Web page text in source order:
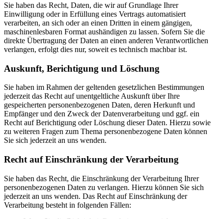
Sie haben das Recht, Daten, die wir auf Grundlage Ihrer
Einwilligung oder in Erfüllung eines Vertrags automatisiert
verarbeiten, an sich oder an einen Dritten in einem gängigen,
maschinenlesbaren Format aushändigen zu lassen. Sofern Sie die
direkte Übertragung der Daten an einen anderen Verantwortlichen
verlangen, erfolgt dies nur, soweit es technisch machbar ist.
Auskunft, Berichtigung und Löschung
Sie haben im Rahmen der geltenden gesetzlichen Bestimmungen
jederzeit das Recht auf unentgeltliche Auskunft über Ihre
gespeicherten personenbezogenen Daten, deren Herkunft und
Empfänger und den Zweck der Datenverarbeitung und ggf. ein
Recht auf Berichtigung oder Löschung dieser Daten. Hierzu sowie
zu weiteren Fragen zum Thema personenbezogene Daten können
Sie sich jederzeit an uns wenden.
Recht auf Einschränkung der Verarbeitung
Sie haben das Recht, die Einschränkung der Verarbeitung Ihrer
personenbezogenen Daten zu verlangen. Hierzu können Sie sich
jederzeit an uns wenden. Das Recht auf Einschränkung der
Verarbeitung besteht in folgenden Fällen: